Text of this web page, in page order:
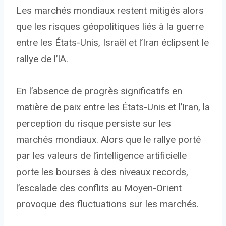
Les marchés mondiaux restent mitigés alors
que les risques géopolitiques liés à la guerre
entre les États-Unis, Israël et l’Iran éclipsent le
rallye de l’IA.
En l’absence de progrès significatifs en
matière de paix entre les États-Unis et l’Iran, la
perception du risque persiste sur les
marchés mondiaux. Alors que le rallye porté
par les valeurs de l’intelligence artificielle
porte les bourses à des niveaux records,
l’escalade des conflits au Moyen-Orient
provoque des fluctuations sur les marchés.